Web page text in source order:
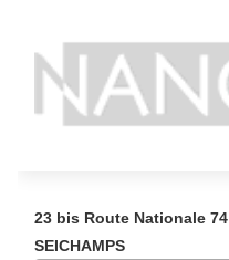
23 bis Route Nationale 74
SEICHAMPS